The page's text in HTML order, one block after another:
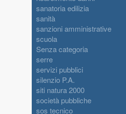
sanatoria edilizia
sanità
sanzioni amministrative
scuola
Senza categoria
serre
servizi pubblici
silenzio P.A.
siti natura 2000
società pubbliche
sos tecnico